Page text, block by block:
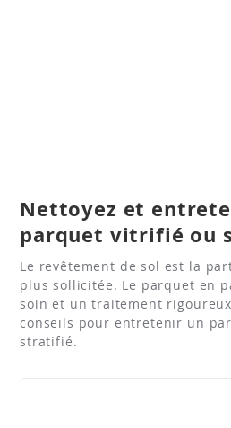
Nettoyez et
parquet vitrifié ou
Le revêtement de sol est la
plus sollicitée. Le parquet en
soin et un traitement
conseils pour entretenir un
stratifié.